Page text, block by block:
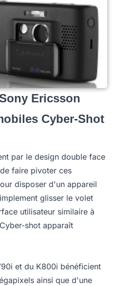
Ericsson
Cyber-Shot
par le design double face
faire pivoter ces
disposer d'un appareil
glisser le volet
utilisateur similaire à
shot apparaît
et du K800i bénéficient
ainsi que d'une